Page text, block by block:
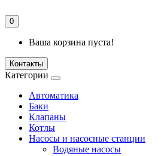
0
Ваша корзина пуста!
Контакты
Категории
Автоматика
Баки
Клапаны
Котлы
Насосы и насосные станции
Водяные насосы